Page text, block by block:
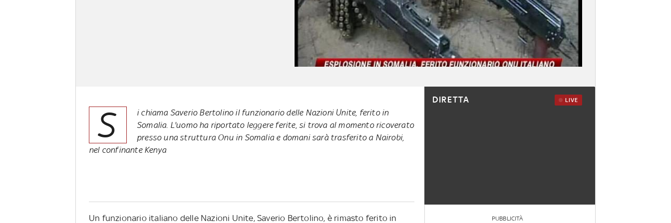
S
i chiama Saverio Bertolino il funzionario delle Nazioni Unite, ferito in
Somalia. L'uomo ha riportato leggere ferite, si trova al momento ricoverato
presso una struttura Onu in Somalia e domani sarà trasferito a Nairobi,
nel confinante Kenya
Un funzionario italiano delle Nazioni Unite, Saverio Bertolino, è rimasto ferito in
DIRETTA LIVE
PUBBLICITÀ